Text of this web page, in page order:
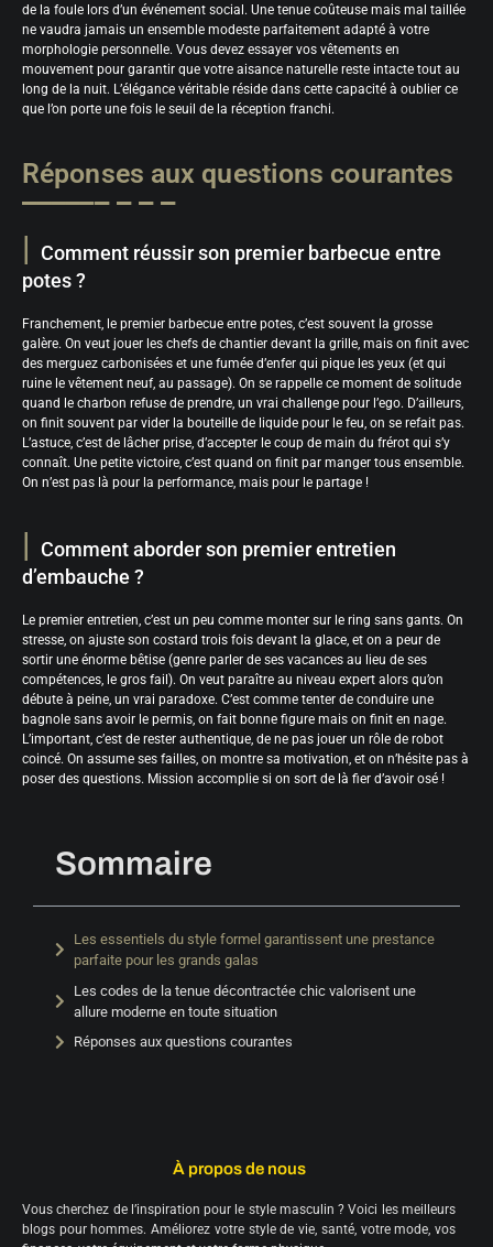
de la foule lors d’un événement social. Une tenue coûteuse mais mal taillée
ne vaudra jamais un ensemble modeste parfaitement adapté à votre
morphologie personnelle. Vous devez essayer vos vêtements en
mouvement pour garantir que votre aisance naturelle reste intacte tout au
long de la nuit. L’élégance véritable réside dans cette capacité à oublier ce
que l’on porte une fois le seuil de la réception franchi.
Réponses aux questions courantes
Comment réussir son premier barbecue entre
potes ?
Franchement, le premier barbecue entre potes, c’est souvent la grosse
galère. On veut jouer les chefs de chantier devant la grille, mais on finit avec
des merguez carbonisées et une fumée d’enfer qui pique les yeux (et qui
ruine le vêtement neuf, au passage). On se rappelle ce moment de solitude
quand le charbon refuse de prendre, un vrai challenge pour l’ego. D’ailleurs,
on finit souvent par vider la bouteille de liquide pour le feu, on se refait pas.
L’astuce, c’est de lâcher prise, d’accepter le coup de main du frérot qui s’y
connaît. Une petite victoire, c’est quand on finit par manger tous ensemble.
On n’est pas là pour la performance, mais pour le partage !
Comment aborder son premier entretien
d’embauche ?
Le premier entretien, c’est un peu comme monter sur le ring sans gants. On
stresse, on ajuste son costard trois fois devant la glace, et on a peur de
sortir une énorme bêtise (genre parler de ses vacances au lieu de ses
compétences, le gros fail). On veut paraître au niveau expert alors qu’on
débute à peine, un vrai paradoxe. C’est comme tenter de conduire une
bagnole sans avoir le permis, on fait bonne figure mais on finit en nage.
L’important, c’est de rester authentique, de ne pas jouer un rôle de robot
coincé. On assume ses failles, on montre sa motivation, et on n’hésite pas à
poser des questions. Mission accomplie si on sort de là fier d’avoir osé !
Sommaire
Les essentiels du style formel garantissent une prestance
parfaite pour les grands galas
Les codes de la tenue décontractée chic valorisent une
allure moderne en toute situation
Réponses aux questions courantes
À propos de nous
Vous cherchez de l’inspiration pour le style masculin ? Voici les meilleurs
blogs pour hommes. Améliorez votre style de vie, santé, votre mode, vos